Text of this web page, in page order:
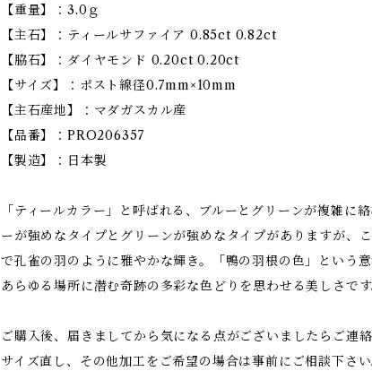
【重量】：3.0ｇ
【主石】：ティールサファイア 0.85ct 0.82ct
【脇石】：ダイヤモンド 0.20ct 0.20ct
【サイズ】：ポスト線径0.7mm×10mm
【主石産地】：マダガスカル産
【品番】：PRO206357
【製造】：日本製
「ティールカラー」と呼ばれる、ブルーとグリーンが複雑に
ーが強めなタイプとグリーンが強めなタイプがありますが、
で孔雀の羽のように雅やかな輝き。「鴨の羽根の色」という
あらゆる場所に潜む奇跡の多彩な色どりを思わせる美しさです
ご購入後、届きましてから気になる点がございましたらご連絡
サイズ直し、その他加工をご希望の場合は事前にご相談下さ